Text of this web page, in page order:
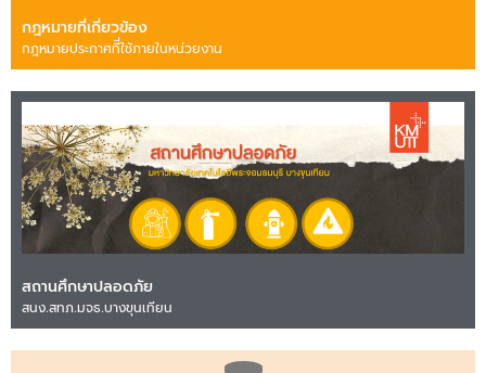
กฎหมายที่เกี่ยวข้อง
กฎหมายประกาศทีี่ใช้ภายในหน่วยงาน
สถานศึกษาปลอดภัย
สนง.สทภ.มจธ.บางขุนเทียน